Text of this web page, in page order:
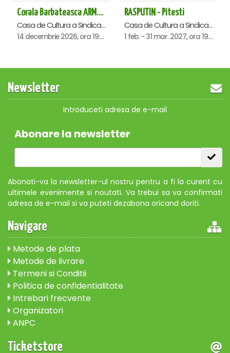
Corala Barbateasca ARMONIA - Pitesti
Casa de Cultura a Sindicatelor , Pitesti
14 decembrie 2026, ora 19:00
RASPUTIN - Pitesti
Casa de Cultura a Sindicatelor , Pitesti
1 feb. - 31 mar. 2027, ora 19:00
Newsletter
Introduceti adresa de e-mail
Abonare la newsletter
Abonati-va la newsletter-ul nostru pentru a fi la curent cu
ultimele evenimente si noutati. Va trebui sa va confirmati
adresa de e-mail si va puteti dezabona oricand doriti.
Navigare
Metode de plata
Metode de livrare
Termeni si Conditii
Politica de confidentialitate
Intrebari frecvente
Organizatori
ANPC
Ticketstore